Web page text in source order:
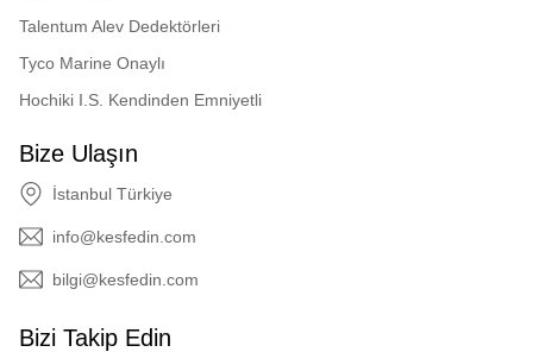
Talentum Alev Dedektörleri
Tyco Marine Onaylı
Hochiki I.S. Kendinden Emniyetli
Bize Ulaşın
İstanbul Türkiye
info@kesfedin.com
bilgi@kesfedin.com
Bizi Takip Edin